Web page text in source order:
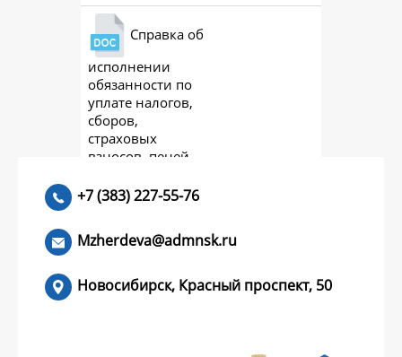
Справка об
исполнении
обязанности по
уплате налогов,
сборов,
страховых
взносов, пеней,
процентов 2023
+7 (383) 227-55-76
Mzherdeva@admnsk.ru
Новосибирск, Красный проспект, 50